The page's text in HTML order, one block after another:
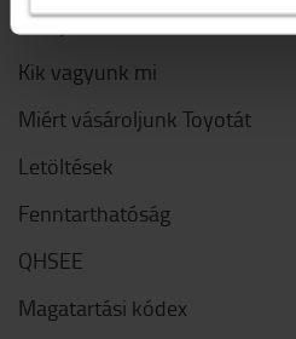
A Toyotáról
Kik vagyunk mi
Miért vásároljunk Toyotát
Letöltések
Fenntarthatóság
QHSEE
Magatartási kódex